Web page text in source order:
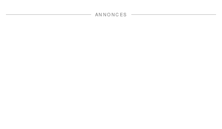
ANNONCES